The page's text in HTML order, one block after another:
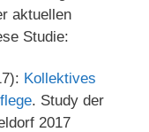
aktuellen
Studie:
Kollektives
. Study der
2017